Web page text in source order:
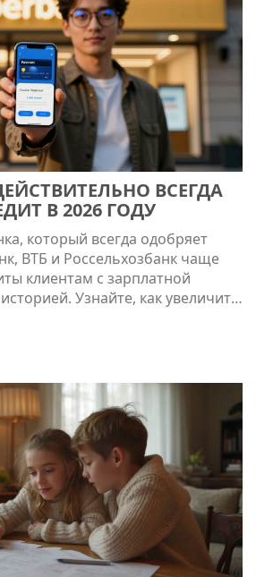
ВСЕГДА
В 2026 ГОДУ
который всегда одобряет
ВТБ и Россельхозбанк чаще
клиентам с зарплатной
Узнайте, как увеличить
и избежать ловушек.